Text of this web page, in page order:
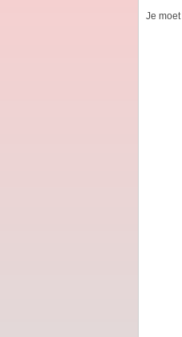
Je moet